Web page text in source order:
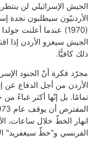
الجيش الإسرائيلي لن
الأردنيّون سيطلبون نجدة
(1970) عندما أعلنت
الجيش سيغزو الأردن إذا
ذلك كافيًّا.
مجرّد فكرة أنّ الجنود
الأردن من أجل الدفاع
تمامًا. بل إنّها أكثر غباءً
انهار الخطّ خلال ساعات،
الفرنسي و"خطّ سيغفريد"